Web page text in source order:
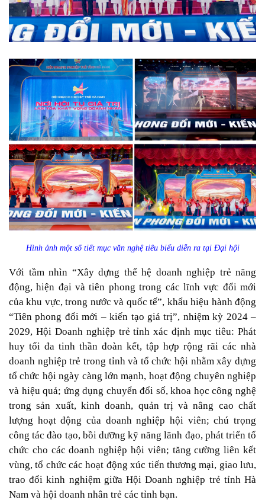
Hình ảnh một số tiết mục văn nghệ tiêu biểu diễn ra tại Đại hội
Với tầm nhìn “Xây dựng thế hệ doanh nghiệp trẻ năng
động, hiện đại và tiên phong trong các lĩnh vực đổi mới
của khu vực, trong nước và quốc tế”, khẩu hiệu hành động
“Tiên phong đổi mới – kiến tạo giá trị”, nhiệm kỳ 2024 –
2029, Hội Doanh nghiệp trẻ tỉnh xác định mục tiêu: Phát
huy tối đa tinh thần đoàn kết, tập hợp rộng rãi các nhà
doanh nghiệp trẻ trong tỉnh và tổ chức hội nhằm xây dựng
tổ chức hội ngày càng lớn mạnh, hoạt động chuyên nghiệp
và hiệu quả; ứng dụng chuyển đổi số, khoa học công nghệ
trong sản xuất, kinh doanh, quản trị và nâng cao chất
lượng hoạt động của doanh nghiệp hội viên; chú trọng
công tác đào tạo, bồi dưỡng kỹ năng lãnh đạo, phát triển tổ
chức cho các doanh nghiệp hội viên; tăng cường liên kết
vùng, tổ chức các hoạt động xúc tiến thương mại, giao lưu,
trao đổi kinh nghiệm giữa Hội Doanh nghiệp trẻ tỉnh Hà
Nam và hội doanh nhân trẻ các tỉnh bạn.